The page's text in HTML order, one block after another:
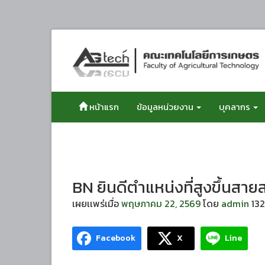
เนื้อหา
หน้าแรก ข้อมูลหน่วยงาน บุคลากร
BN ยินดีตำแหน่งที่สูงขึ้นสา
เผยเเพร่เมื่อพฤษภาคม 22, 2569โดย admin
Facebook X Line